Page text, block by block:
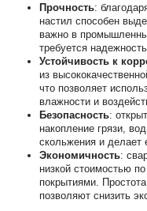
Прочность:
настил способен
важно в
требуется
Устойчивость к
из
что позволяет
влажности и
Безопасность:
накопление грязи,
скольжения и делает
Экономичность:
низкой стоимостью
покрытиями.
позволяют снизить